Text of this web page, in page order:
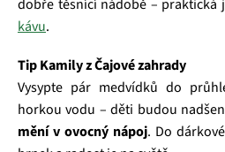
dobře těsnící nádobě –
kávu.
Tip Kamily z Čajové zahrady
Vysypte pár medvídků do
horkou vodu – děti budou
mění v ovocný nápoj. Do